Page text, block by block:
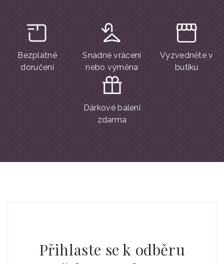
Bezplatné
doručení
Snadné vrácení
nebo výměna
Vyzvedněte v
butiku
Dárkové balení
zdarma
Přihlaste se k odběru